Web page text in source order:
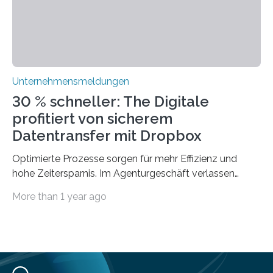
Unternehmensmeldungen
30 % schneller: The Digitale
profitiert von sicherem
Datentransfer mit Dropbox
Optimierte Prozesse sorgen für mehr Effizienz und
hohe Zeitersparnis. Im Agenturgeschäft verlassen
machen sich auf den Weg zu Kunden oder Partnern.
beim Datentransfer abzusichern, suchte The Digitale
More than 1 year ago